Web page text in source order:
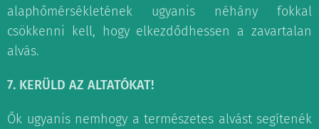
alaphőmérsékletének ugyanis néhány fokkal
csökkenni kell, hogy elkezdődhessen a zavartalan
alvás.
7. KERÜLD AZ ALTATÓKAT!
Ők ugyanis nemhogy a természetes alvást segítenék